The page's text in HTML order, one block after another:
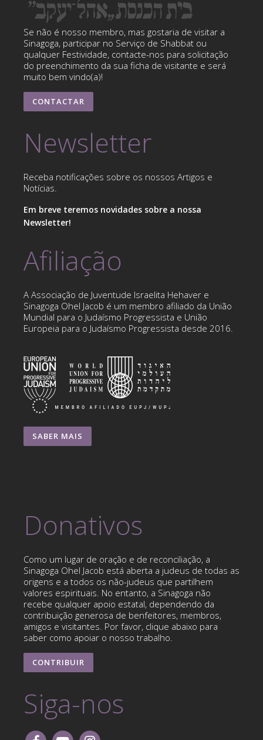
Se não é nosso membro, mas gostaria de visitar a
Sinagoga, participar no Serviço de Shabbat ou
qualquer Festividade, contacte-nos para solicitação
do preenchimento da sua ficha de visitante e será
muito bem vindo(a)!
CONTACTAR
Newsletter
Receba notificações sobre os nossos Artigos e
Notícias.
Em breve teremos novidades sobre a nossa
Newsletter!
Afiliação
A Associação de Juventude Israelita Hehaver e
Sinagoga Ohel Jacob é um membro afiliado da União
Mundial para o Judaísmo Progressista e União
Europeia para o Judaísmo Progressista desde 2016.
SABER MAIS
Donativos
Como um lugar de oração e de reconciliação, a
Sinagoga Ohel Jacob está aberta a judeus de todas as
origens e a todos os não-judeus que partilhem
valores espirituais. No entanto, a Sinagoga não
recebe qualquer apoio estatal, dependendo da
contribuição generosa de benfeitores, membros,
amigos e visitantes. Por favor, clique abaixo para
saber como apoiar o nosso trabalho.
CONTRIBUIR
Siga-nos